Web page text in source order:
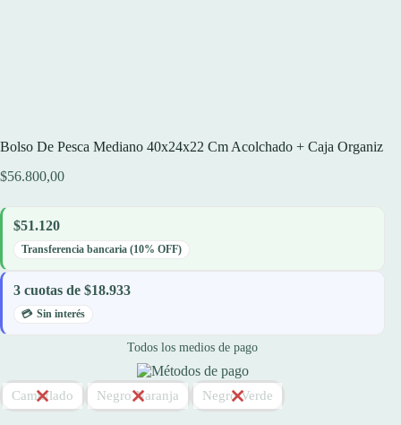
Bolso De Pesca Mediano 40x24x22 Cm Acolchado + Caja Organiz
$56.800,00
$51.120
Transferencia bancaria (10% OFF)
3 cuotas de $18.933
Sin interés
Todos los medios de pago
Camuflado Negro Naranja Negro Verde